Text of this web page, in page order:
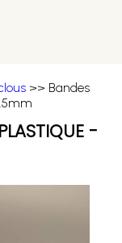
>> Bandes
-